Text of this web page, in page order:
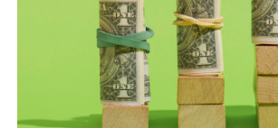
GESTION / SYNDIC
CONTACT